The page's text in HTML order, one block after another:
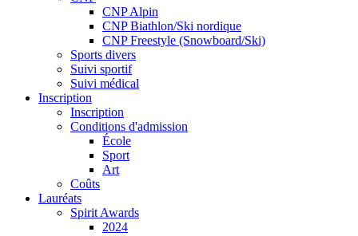
CNP Alpin
CNP Biathlon/Ski nordique
CNP Freestyle (Snowboard/Ski)
Sports divers
Suivi sportif
Suivi médical
Inscription
Inscription
Conditions d'admission
École
Sport
Art
Coûts
Lauréats
Spirit Awards
2024